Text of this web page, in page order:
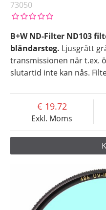
73050
B+W ND-Filter ND103
bländarsteg. Ljusgrått
transmissionen när t.ex.
slutartid inte kan nås.
Exkl. Moms
19.72